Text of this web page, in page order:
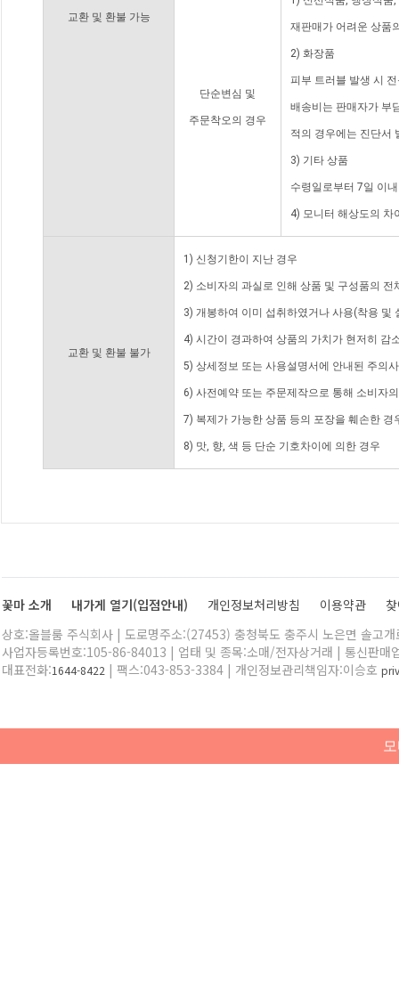
교환 및 환불 가능
단순변심 및
주문착오의 경우
재판매가 어려운 상품
2) 화장품
피부 트러블 발생 시
배송비는 판매자가 부
적의 경우에는 진단서
3) 기타 상품
수령일로부터 7일 이
4) 모니터 해상도의 차
교환 및 환불 불가
1) 신청기한이 지난 경우
2) 소비자의 과실로 인해 상품 및 구성품의
3) 개봉하여 이미 섭취하였거나 사용(착용 및
4) 시간이 경과하여 상품의 가치가 현저히 감
5) 상세정보 또는 사용설명서에 안내된 주의
6) 사전예약 또는 주문제작으로 통해 소비자
7) 복제가 가능한 상품 등의 포장을 훼손한 경
8) 맛, 향, 색 등 단순 기호차이에 의한 경우
꽃마 소개 내가게 열기(입점안내) 개인정보처리방침 이용약관
상호:올블룸 주식회사 | 도로명주소:(27453) 충청북도 충주시 노은면 솔고
사업자등록번호:105-86-84013 | 업태 및 종목:소매/전자상거래 | 통신판매
대표전화:1644-8422 | 팩스:043-853-3384 | 개인정보관리책임자:이승호